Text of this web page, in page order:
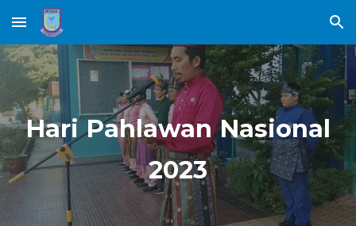
Skip to main content Skip to navigation
Hari Pahlawan Nasional
2023